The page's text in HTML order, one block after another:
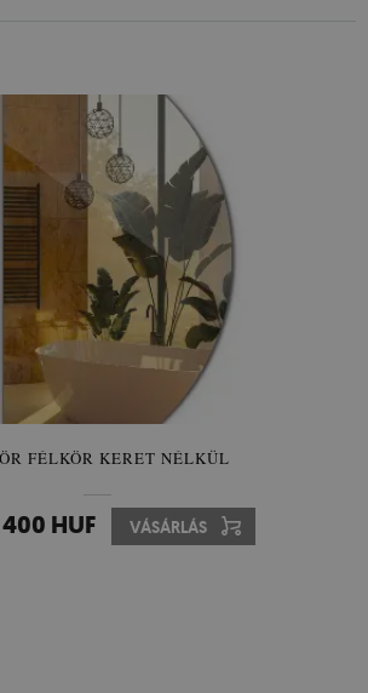
FÉLKÖR KERET NÉLKÜL
400 HUF VÁSÁRLÁS